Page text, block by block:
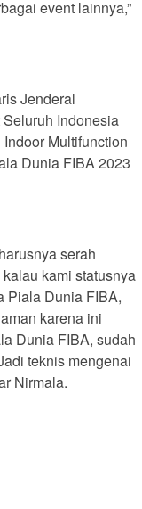
event lainnya,”
Jenderal
Indonesia
Multifunction
Dunia FIBA 2023
serah
kami statusnya
Piala Dunia FIBA,
karena ini
Dunia FIBA, sudah
teknis mengenai
Nirmala.